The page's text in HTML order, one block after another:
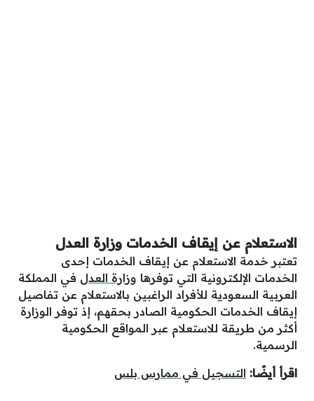
الاستعلام عن إيقاف الخدمات وزارة العدل
تعتبر خدمة الاستعلام عن إيقاف الخدمات إحدى
الخدمات الإلكترونية التي توفرها وزارة العدل في المملكة
العربية السعودية للأفراد الراغبين بالاستعلام عن تفاصيل
إيقاف الخدمات الحكومية الصادر بحقهم، إذ توفر الوزارة
أكثر من طريقة للاستعلام عبر المواقع الحكومية
الرسمية.
اقرأ أيضًا: التسجيل في ممارس بلس